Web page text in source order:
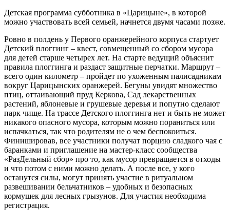
Детская программа субботника в «Царицыне», в которой
можно участвовать всей семьей, начнется двумя часами позже.
Ровно в полдень у Первого оранжерейного корпуса стартует
Детский плоггинг – квест, совмещенный со сбором мусора
для детей старше четырех лет. На старте ведущий объяснит
правила плоггинга и раздаст защитные перчатки. Маршрут –
всего один километр – пройдет по ухоженным палисадникам
вокруг Царицынских оранжерей. Бегуны увидят множество
птиц, оттаивающий пруд Керкова, Сад лекарственных
растений, яблоневые и грушевые деревья и попутно сделают
парк чище. На трассе Детского плоггинга нет и быть не может
никакого опасного мусора, которым можно пораниться или
испачкаться, так что родителям не о чем беспокоиться.
Финишировав, все участники получат порцию сладкого чая с
баранками и приглашение на мастер-класс сообщества
«РазДельный сбор» про то, как мусор превращается в отходы
и что потом с ними можно делать. А после все, у кого
останутся силы, могут принять участие в ритуальном
развешивании бельчатников – удобных и безопасных
кормушек для лесных грызунов. Для участия необходима
регистрация.